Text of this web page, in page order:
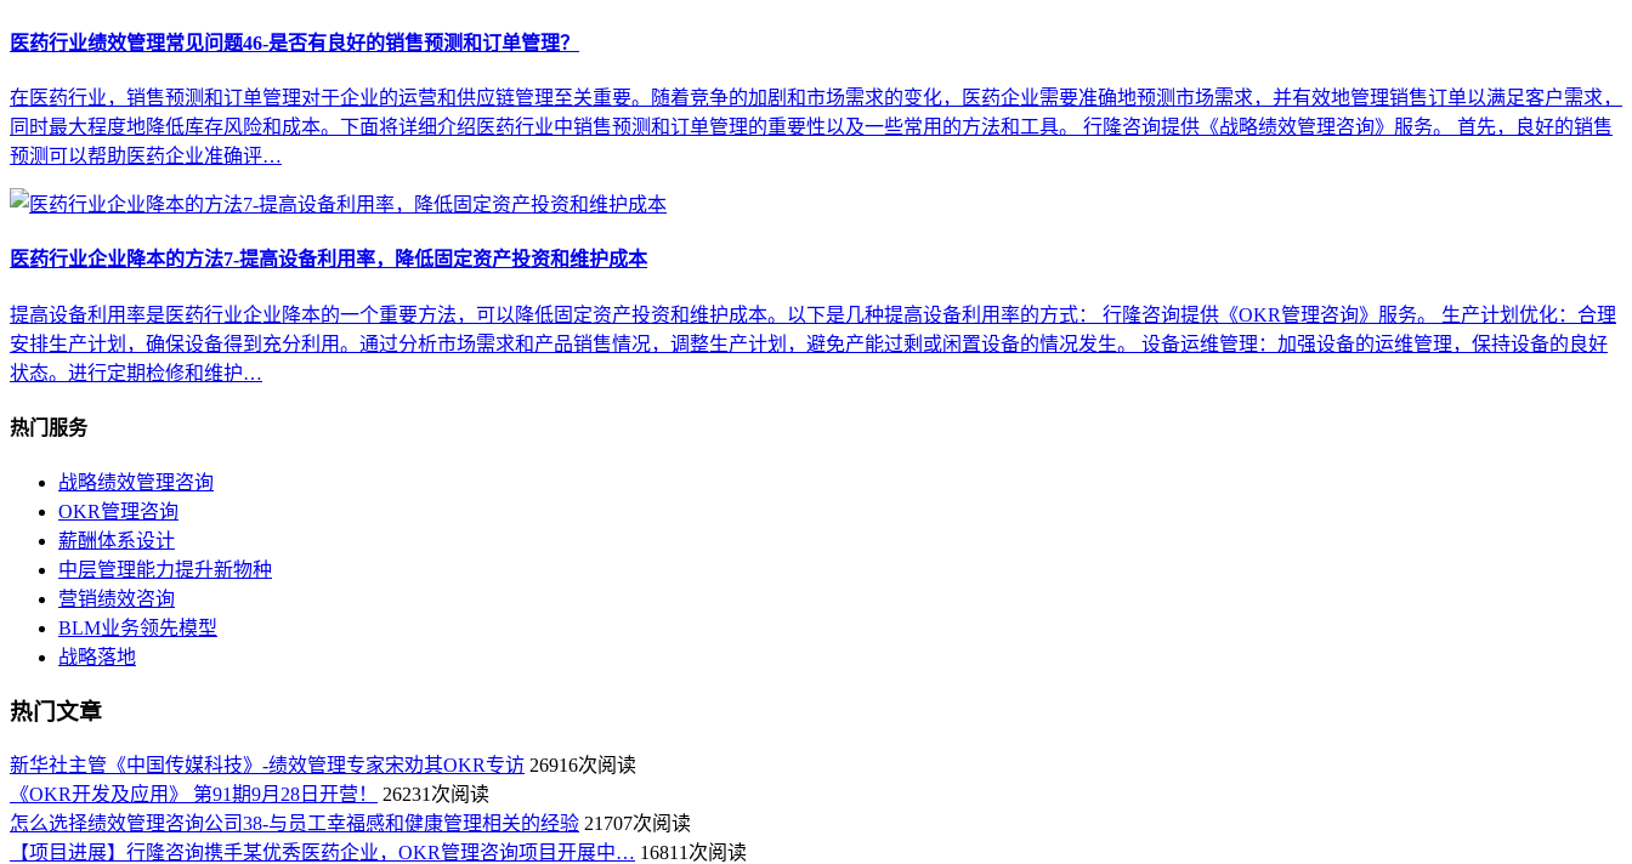
医药行业绩效管理常见问题46-是否有良好的销售预测和订单管理？
在医药行业，销售预测和订单管理对于企业的运营和供应链管理至关重要。随着竞争的加剧和市场需求的变化，医药企业需要准确地预测市场需求，并有效地管理销售订单以满足客户需求，
同时最大程度地降低库存风险和成本。下面将详细介绍医药行业中销售预测和订单管理的重要性以及一些常用的方法和工具。 行隆咨询提供《战略绩效管理咨询》服务。 首先，良好的销售
预测可以帮助医药企业准确评…
医药行业企业降本的方法7-提高设备利用率，降低固定资产投资和维护成本
提高设备利用率是医药行业企业降本的一个重要方法，可以降低固定资产投资和维护成本。以下是几种提高设备利用率的方式： 行隆咨询提供《OKR管理咨询》服务。 生产计划优化：合理
安排生产计划，确保设备得到充分利用。通过分析市场需求和产品销售情况，调整生产计划，避免产能过剩或闲置设备的情况发生。 设备运维管理：加强设备的运维管理，保持设备的良好
状态。进行定期检修和维护…
热门服务
战略绩效管理咨询
OKR管理咨询
薪酬体系设计
中层管理能力提升新物种
营销绩效咨询
BLM业务领先模型
战略落地
热门文章
新华社主管《中国传媒科技》-绩效管理专家宋劝其OKR专访 26916次阅读
《OKR开发及应用》 第91期9月28日开营！
26231次阅读
怎么选择绩效管理咨询公司38-与员工幸福感和健康管理相关的经验 21707次阅读
【项目进展】行隆咨询携手某优秀医药企业，OKR管理咨询项目开展中… 16811次阅读